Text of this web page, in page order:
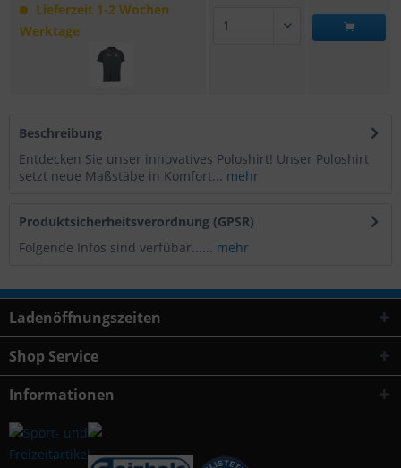
Lieferzeit 1-2 Wochen
Werktage
Beschreibung
Entdecken Sie unser innovatives Poloshirt! Unser Poloshirt
setzt neue Maßstäbe in Komfort... mehr
Produktsicherheitsverordnung (GPSR)
Folgende Infos sind verfübar...... mehr
Ladenöffnungszeiten
Shop Service
Informationen